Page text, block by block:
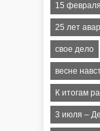
15
25 лет
свое дело
весне
К итогам
3 июля –